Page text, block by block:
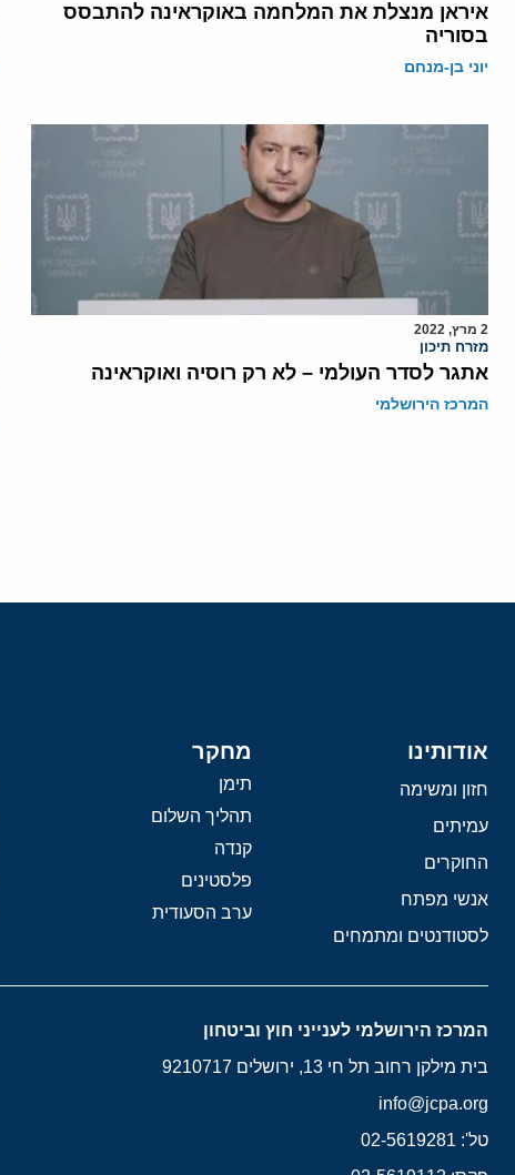
איראן מנצלת את המלחמה באוקראינה להתבסס
בסוריה
יוני בן-מנחם
2 מרץ, 2022
מזרח תיכון
אתגר לסדר העולמי – לא רק רוסיה ואוקראינה
המרכז הירושלמי
אודותינו
חזון ומשימה
עמיתים
החוקרים
אנשי מפתח
לסטודנטים ומתמחים
מחקר
תימן
תהליך השלום
קנדה
פלסטינים
ערב הסעודית
המרכז הירושלמי לענייני חוץ וביטחון
בית מילקן רחוב תל חי 13, ירושלים 9210717
info@jcpa.org
טל': 02-5619281